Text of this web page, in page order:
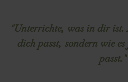
"Unterrichte, was in dir ist.
dich passt, sondern wie
passt."